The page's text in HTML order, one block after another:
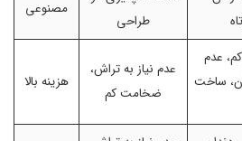
طراحی
مصنوعی
عدم
ساخت
عدم نیاز به تراش،
ضخامت کم
هزینه بالا